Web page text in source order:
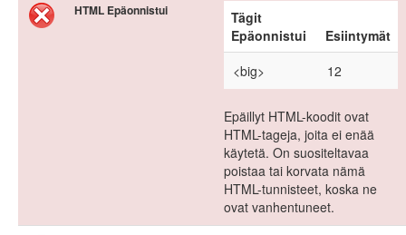
HTML Epäonnistui
Tägit
Epäonnistui
Esiintymät
<big>
12
Epäillyt HTML-koodit ovat
HTML-tageja, joita ei enää
käytetä. On suositeltavaa
poistaa tai korvata nämä
HTML-tunnisteet, koska ne
ovat vanhentuneet.